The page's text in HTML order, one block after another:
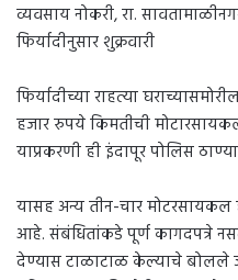
व्यवसाय नोकरी, रा.
फिर्यादीनुसार शुक्रवारी
फिर्यादीच्या राहत्या
हजार रुपये किमतीची
याप्रकरणी ही इंदापूर पोलिस
यासह अन्य तीन-चार मोटरसायकल
आहे. संबंधितांकडे पूर्ण कागदपत्रे
देण्यास टाळाटाळ केल्याचे